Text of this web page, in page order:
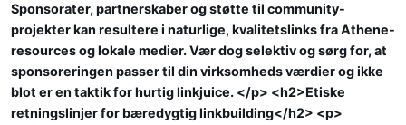
Sponsorater, partnerskaber og støtte til community-
projekter kan resultere i naturlige, kvalitetslinks fra Athene-
resources og lokale medier. Vær dog selektiv og sørg for, at
sponsoreringen passer til din virksomheds værdier og ikke
blot er en taktik for hurtig linkjuice. </p> <h2>Etiske
retningslinjer for bæredygtig linkbuilding</h2> <p>